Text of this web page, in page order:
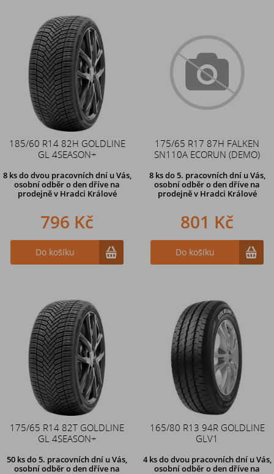
185/60 R14 82H GOLDLINE
GL 4SEASON+
8 ks do dvou pracovních dní u Vás,
osobní odběr o den dříve na
prodejně v Hradci Králové
796 Kč
Do košíku
175/65 R17 87H FALKEN
SN110A ECORUN (DEMO)
8 ks do 5. pracovních dní u Vás,
osobní odběr o den dříve na
prodejněv Hradci Králové
801 Kč
Do košíku
175/65 R14 82T GOLDLINE
GL 4SEASON+
50 ksdo 5. pracovních dní u Vás,
osobní odběr o den dříve na
165/80 R13 94R GOLDLINE
GLV1
4 ks do dvou pracovních dní u Vás,
osobní odběr o den dříve na